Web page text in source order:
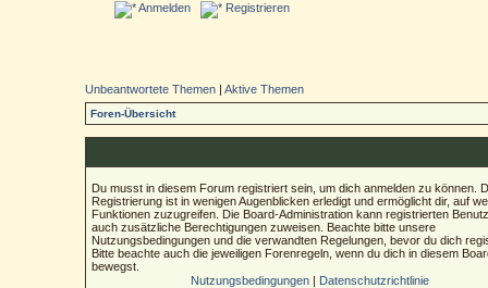
Anmelden Registrieren
Unbeantwortete Themen |Aktive Themen
Foren-Übersicht
Du musst in diesem Forum registriert sein, um dich anmelden zu können.
Registrierung ist in wenigen Augenblicken erledigt und ermöglicht dir, auf
Funktionen zuzugreifen. Die Board-Administration kann registrierten
auch zusätzliche Berechtigungen zuweisen. Beachte bitte unsere
Nutzungsbedingungen und die verwandten Regelungen, bevor du dich
Bitte beachte auch die jeweiligen Forenregeln, wenn du dich in diesem
bewegst.
Nutzungsbedingungen| Datenschutzrichtlinie